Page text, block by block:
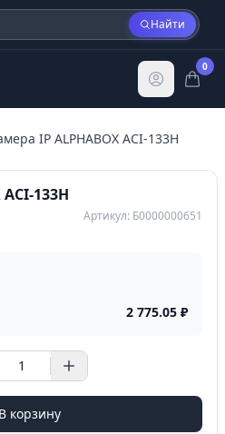
Найти
0
IP ALPHABOX ACI-133H
133H
Артикул: Б0000000651
2 775.05 ₽
В корзину